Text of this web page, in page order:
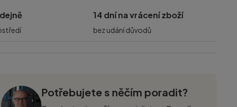
14 dní na vrácení zboží
bez udání důvodů
Potřebujete s něčím poradit?